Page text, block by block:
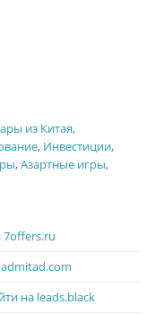
из Китая,
, Инвестиции,
,Азартные игры,
7offers.ru
на leads.black